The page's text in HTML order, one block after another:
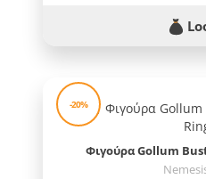
-20%
Φιγούρα Gollum